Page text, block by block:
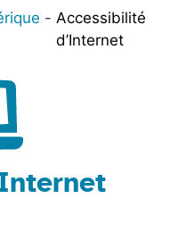
Accessibilité
d’Internet